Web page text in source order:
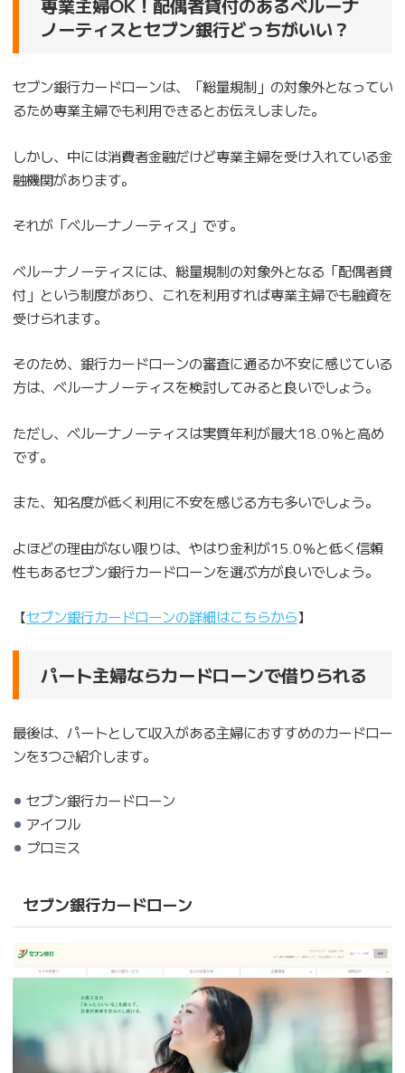
専業主婦OK！配偶者貸付のあるベルーナ
ノーティスとセブン銀行どっちがいい？
セブン銀行カードローンは、「総量規制」の対象外となってい
るため専業主婦でも利用できるとお伝えしました。
しかし、中には消費者金融だけど専業主婦を受け入れている金
融機関があります。
それが「ベルーナノーティス」です。
ベルーナノーティスには、総量規制の対象外となる「配偶者貸
付」という制度があり、これを利用すれば専業主婦でも融資を
受けられます。
そのため、銀行カードローンの審査に通るか不安に感じている
方は、ベルーナノーティスを検討してみると良いでしょう。
ただし、ベルーナノーティスは実質年利が最大18.0％と高め
です。
また、知名度が低く利用に不安を感じる方も多いでしょう。
よほどの理由がない限りは、やはり金利が15.0％と低く信頼
性もあるセブン銀行カードローンを選ぶ方が良いでしょう。
【セブン銀行カードローンの詳細はこちらから】
パート主婦ならカードローンで借りられる
最後は、パートとして収入がある主婦におすすめのカードロー
ンを3つご紹介します。
セブン銀行カードローン
アイフル
プロミス
セブン銀行カードローン